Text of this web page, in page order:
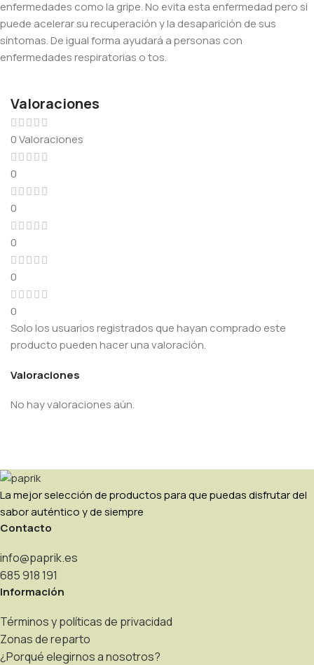
enfermedades como la gripe. No evita esta enfermedad pero si
puede acelerar su recuperación y la desaparición de sus
síntomas. De igual forma ayudará a personas con
enfermedades respiratorias o tos.
Valoraciones
0 Valoraciones
0
0
0
0
0
Valoraciones
No hay valoraciones aún.
Solo los usuarios registrados que hayan comprado este
producto pueden hacer una valoración.
La mejor selección de productos para que puedas disfrutar del
sabor auténtico y de siempre
Contacto
info@paprik.es
685 918 191
Información
Términos y políticas de privacidad
Zonas de reparto
¿Porqué elegirnos a nosotros?